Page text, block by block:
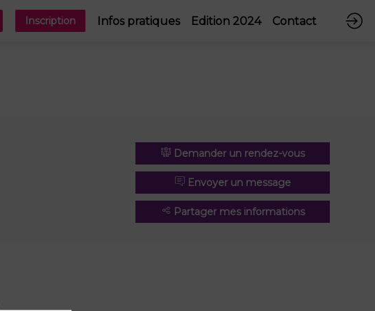
Inscription Infos pratiques Edition 2024 Contact
Demander un rendez-vous
Envoyer un message
Partager mes informations